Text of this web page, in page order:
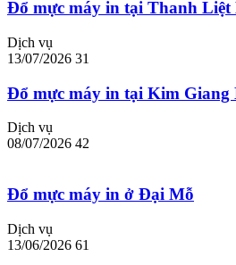
Đổ mực máy in tại Thanh Liệt
Dịch vụ
13/07/2026 31
Đổ mực máy in tại Kim Giang
Dịch vụ
08/07/2026 42
Đổ mực máy in ở Đại Mỗ
Dịch vụ
13/06/2026 61